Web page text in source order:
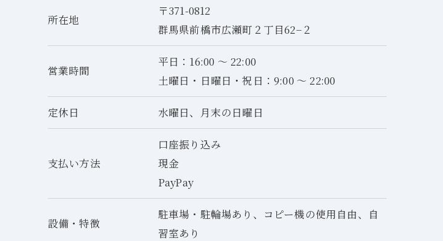
所在地
〒371-0812
群馬県前橋市広瀬町２丁目62−２
営業時間
平日：16:00 ～ 22:00
土曜日・日曜日・祝日：9:00 ～ 22:00
定休日 水曜日、月末の日曜日
支払い方法
口座振り込み
現金
PayPay
設備・特徴
駐車場・駐輪場あり、コピー機の使用自由、自
習室あり